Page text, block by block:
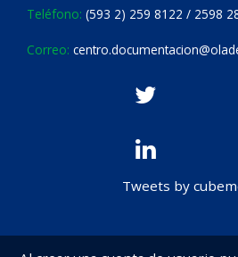
Teléfono: (593 2) 259 8122 / 2598
Correo:
Tweets by